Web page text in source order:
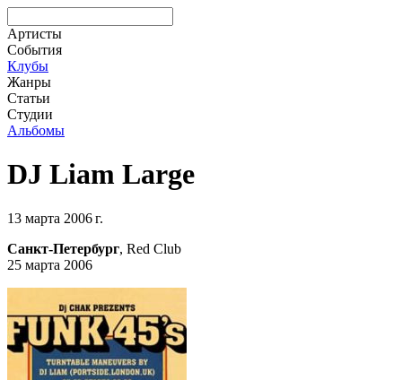
Артисты
События
Клубы
Жанры
Статьи
Студии
Альбомы
DJ Liam Large
13 марта 2006 г.
Санкт-Петербург, Red Club
25 марта 2006